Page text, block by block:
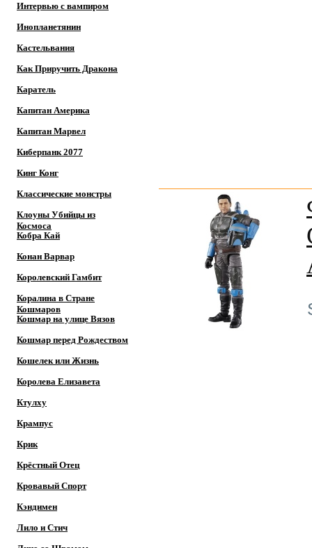
Интервью с вампиром
Инопланетянин
Кастельвания
Как Приручить Дракона
Каратель
Капитан Америка
Капитан Марвел
Киберпанк 2077
Кинг Конг
Классические монстры
Клоуны Убийцы из
Космоса
Кобра Кай
Конан Варвар
Королевский Гамбит
Коралина в Стране
Кошмаров
Кошмар на улице Вязов
Кошмар перед Рождеством
Кошелек или Жизнь
Королева Елизавета
Ктулху
Крампус
Крик
Крёстный Отец
Кровавый Спорт
Кэндимен
Лило и Стич